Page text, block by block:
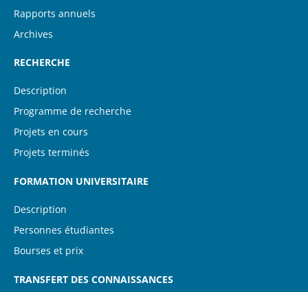
Rapports annuels
Archives
RECHERCHE
Description
Programme de recherche
Projets en cours
Projets terminés
FORMATION UNIVERSITAIRE
Description
Personnes étudiantes
Bourses et prix
TRANSFERT DES CONNAISSANCES